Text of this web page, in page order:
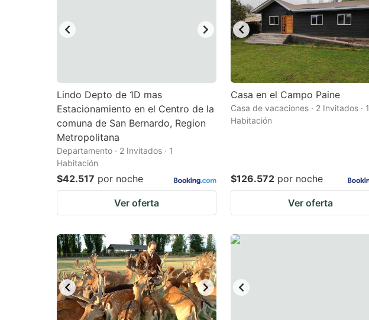
Lindo Depto de 1D mas
Estacionamiento en el Centro de la
comuna de San Bernardo, Region
Metropolitana
Departamento · 2 Invitados · 1
Habitación
$42.517 por noche
Ver oferta
Casa en el Campo Paine
Casa de vacaciones · 2 Invitados · 1
Habitación
$126.572 por noche
Ver oferta